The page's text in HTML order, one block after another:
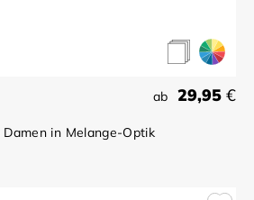
ab 29,95 €
in Melange-Optik